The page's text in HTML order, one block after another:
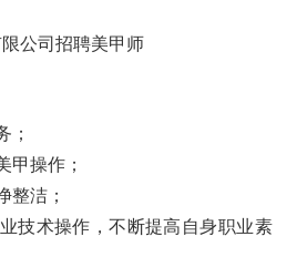
公司招聘美甲师
；
甲操作；
整洁；
技术操作，不断提高自身职业素